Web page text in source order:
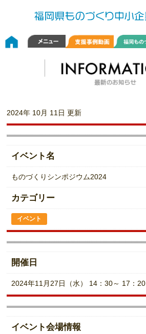
2024年 10月 11日 更新
イベント名
ものづくりシンポジウム2024
カテゴリー
イベント
開催日
2024年11月27日（水） 14：30～ 17：20
イベント会場情報